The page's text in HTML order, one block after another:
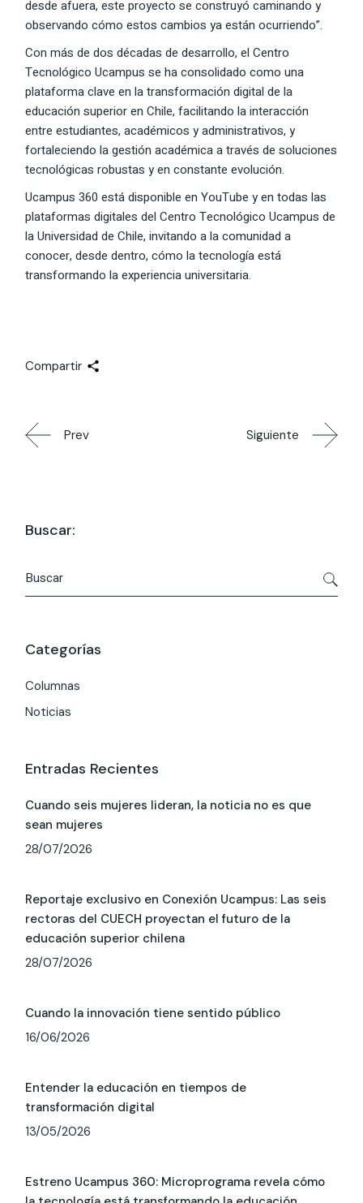
desde afuera, este proyecto se construyó caminando y
observando cómo estos cambios ya están ocurriendo”.
Con más de dos décadas de desarrollo, el Centro
Tecnológico Ucampus se ha consolidado como una
plataforma clave en la transformación digital de la
educación superior en Chile, facilitando la interacción
entre estudiantes, académicos y administrativos, y
fortaleciendo la gestión académica a través de soluciones
tecnológicas robustas y en constante evolución.
Ucampus 360 está disponible en YouTube y en todas las
plataformas digitales del Centro Tecnológico Ucampus de
la Universidad de Chile, invitando a la comunidad a
conocer, desde dentro, cómo la tecnología está
transformando la experiencia universitaria.
Compartir
Prev Siguiente
Buscar:
por:
Categorías
Columnas
Noticias
Entradas Recientes
Cuando seis mujeres lideran, la noticia no es que
sean mujeres
28/07/2026
Reportaje exclusivo en Conexión Ucampus: Las seis
rectoras del CUECH proyectan el futuro de la
educación superior chilena
28/07/2026
Cuando la innovación tiene sentido público
16/06/2026
Entender la educación en tiempos de
transformación digital
13/05/2026
Estreno Ucampus 360: Microprograma revela cómo